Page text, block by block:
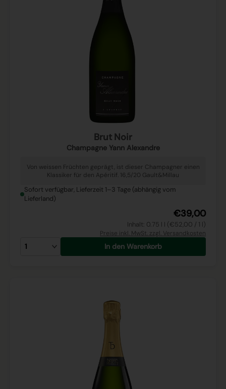
Brut Noir
Champagne Yann Alexandre
Von weissen Früchten geprägt, ist dieser Champagner einen
Klassiker für den Apéritif. 16,5/20 Gault&Millau
Sofort verfügbar, Lieferzeit 1–3 Tage (abhängig vom
Lieferland)
€39,00
Inhalt: 0.75 l l (€52,00 / 1 l)
Preise inkl. MwSt. zzgl. Versandkosten
In den Warenkorb